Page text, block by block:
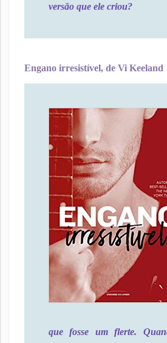
versão que ele criou?
Engano irresistível, de Vi Keeland
que fosse um flerte.